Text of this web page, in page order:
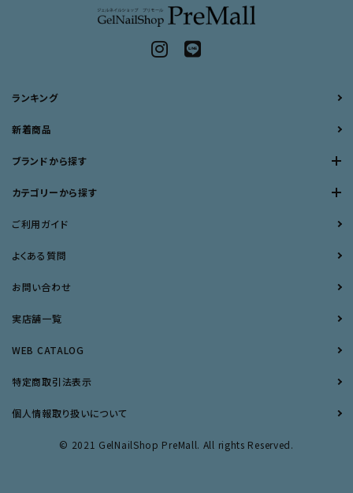
ランキング
新着商品
ブランドから探す
カテゴリーから探す
ご利用ガイド
よくある質問
お問い合わせ
実店舗一覧
WEB CATALOG
特定商取引法表示
個人情報取り扱いについて
© 2021 GelNailShop PreMall. All rights Reserved.